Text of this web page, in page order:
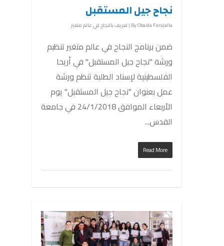
نجاح جيل المستقبل
ByObaida Farajalla
|تعريف بالنجاح في عالم متغير
ضمن برنامج النجاح في عالم متغير تنظيم
ورشة "نجاح جيل المستقبل" في أريحا
الفلسطينية لإسناد الطلبة تنظم ورشة
عمل بعنوان "نجاح جيل المستقبل" يوم
الأربعاء الموافق 24/1/2018 في جامعة
القدس...
Read More